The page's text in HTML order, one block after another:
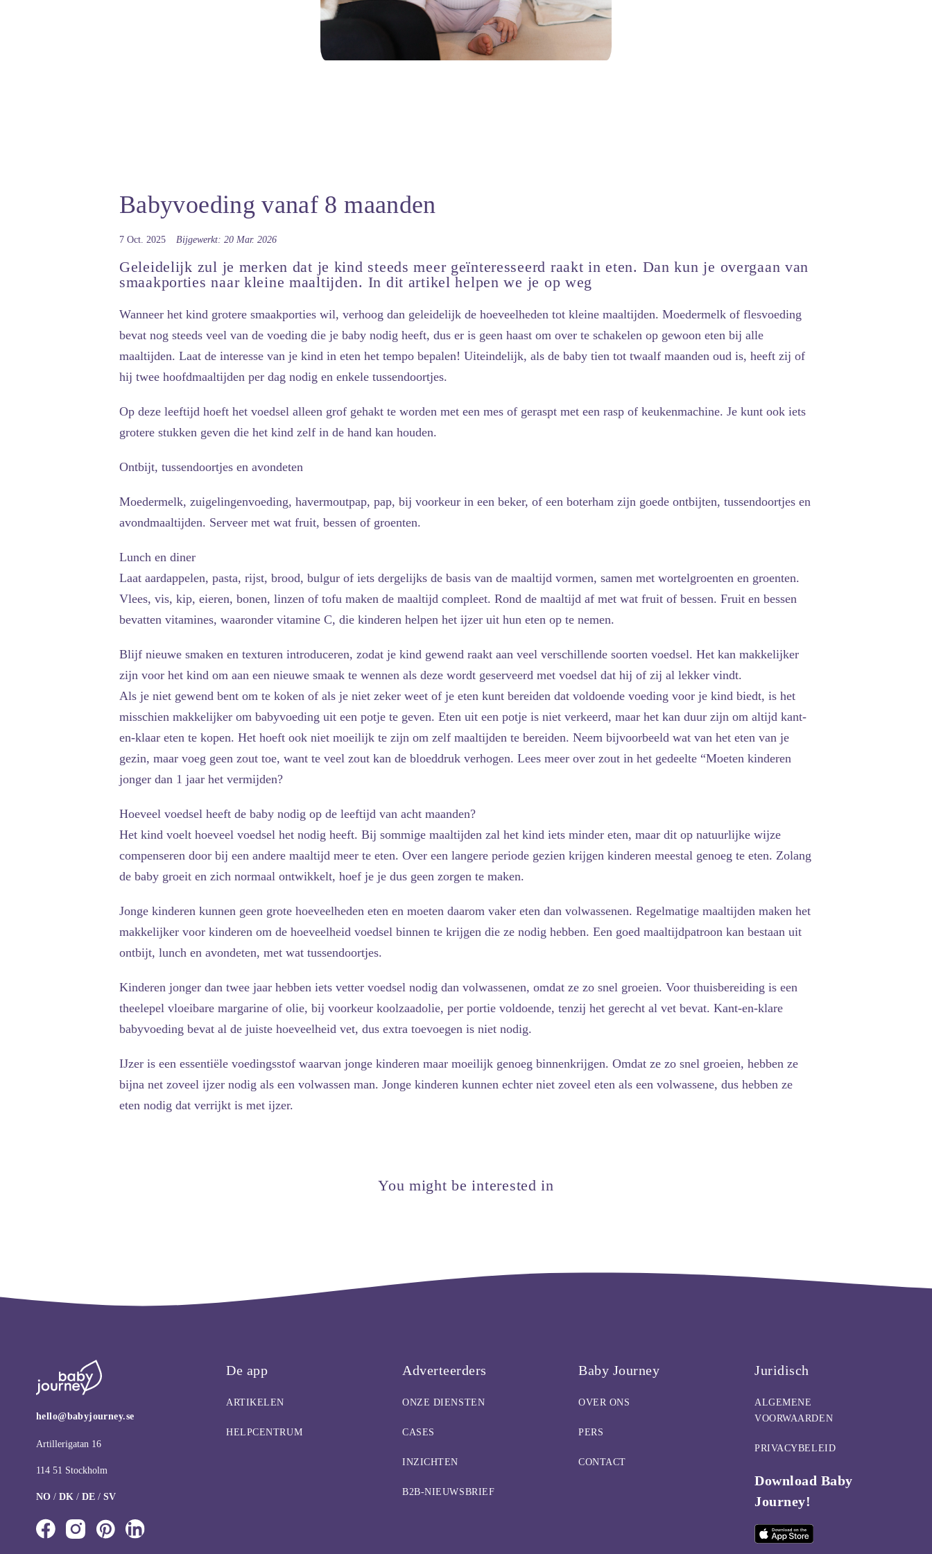
Babyvoeding vanaf 8 maanden
7 Oct. 2025 Bijgewerkt: 20 Mar. 2026
Geleidelijk zul je merken dat je kind steeds meer geïnteresseerd raakt in eten. Dan kun je overgaan van
smaakporties naar kleine maaltijden. In dit artikel helpen we je op weg
Wanneer het kind grotere smaakporties wil, verhoog dan geleidelijk de hoeveelheden tot kleine maaltijden. Moedermelk of flesvoeding
bevat nog steeds veel van de voeding die je baby nodig heeft, dus er is geen haast om over te schakelen op gewoon eten bij alle
maaltijden. Laat de interesse van je kind in eten het tempo bepalen! Uiteindelijk, als de baby tien tot twaalf maanden oud is, heeft zij of
hij twee hoofdmaaltijden per dag nodig en enkele tussendoortjes.
Op deze leeftijd hoeft het voedsel alleen grof gehakt te worden met een mes of geraspt met een rasp of keukenmachine. Je kunt ook iets
grotere stukken geven die het kind zelf in de hand kan houden.
Ontbijt, tussendoortjes en avondeten
Moedermelk, zuigelingenvoeding, havermoutpap, pap, bij voorkeur in een beker, of een boterham zijn goede ontbijten, tussendoortjes en
avondmaaltijden. Serveer met wat fruit, bessen of groenten.
Lunch en diner
Laat aardappelen, pasta, rijst, brood, bulgur of iets dergelijks de basis van de maaltijd vormen, samen met wortelgroenten en groenten.
Vlees, vis, kip, eieren, bonen, linzen of tofu maken de maaltijd compleet. Rond de maaltijd af met wat fruit of bessen. Fruit en bessen
bevatten vitamines, waaronder vitamine C, die kinderen helpen het ijzer uit hun eten op te nemen.
Blijf nieuwe smaken en texturen introduceren, zodat je kind gewend raakt aan veel verschillende soorten voedsel. Het kan makkelijker
zijn voor het kind om aan een nieuwe smaak te wennen als deze wordt geserveerd met voedsel dat hij of zij al lekker vindt.
Als je niet gewend bent om te koken of als je niet zeker weet of je eten kunt bereiden dat voldoende voeding voor je kind biedt, is het
misschien makkelijker om babyvoeding uit een potje te geven. Eten uit een potje is niet verkeerd, maar het kan duur zijn om altijd kant-
en-klaar eten te kopen. Het hoeft ook niet moeilijk te zijn om zelf maaltijden te bereiden. Neem bijvoorbeeld wat van het eten van je
gezin, maar voeg geen zout toe, want te veel zout kan de bloeddruk verhogen. Lees meer over zout in het gedeelte “Moeten kinderen
jonger dan 1 jaar het vermijden?
Hoeveel voedsel heeft de baby nodig op de leeftijd van acht maanden?
Het kind voelt hoeveel voedsel het nodig heeft. Bij sommige maaltijden zal het kind iets minder eten, maar dit op natuurlijke wijze
compenseren door bij een andere maaltijd meer te eten. Over een langere periode gezien krijgen kinderen meestal genoeg te eten. Zolang
de baby groeit en zich normaal ontwikkelt, hoef je je dus geen zorgen te maken.
Jonge kinderen kunnen geen grote hoeveelheden eten en moeten daarom vaker eten dan volwassenen. Regelmatige maaltijden maken het
makkelijker voor kinderen om de hoeveelheid voedsel binnen te krijgen die ze nodig hebben. Een goed maaltijdpatroon kan bestaan uit
ontbijt, lunch en avondeten, met wat tussendoortjes.
Kinderen jonger dan twee jaar hebben iets vetter voedsel nodig dan volwassenen, omdat ze zo snel groeien. Voor thuisbereiding is een
theelepel vloeibare margarine of olie, bij voorkeur koolzaadolie, per portie voldoende, tenzij het gerecht al vet bevat. Kant-en-klare
babyvoeding bevat al de juiste hoeveelheid vet, dus extra toevoegen is niet nodig.
IJzer is een essentiële voedingsstof waarvan jonge kinderen maar moeilijk genoeg binnenkrijgen. Omdat ze zo snel groeien, hebben ze
bijna net zoveel ijzer nodig als een volwassen man. Jonge kinderen kunnen echter niet zoveel eten als een volwassene, dus hebben ze
eten nodig dat verrijkt is met ijzer.
You might be interested in
hello@babyjourney.se
Artillerigatan 16
114 51 Stockholm
NO / DK / DE / SV
De app
ARTIKELEN
HELPCENTRUM
Adverteerders
ONZE DIENSTEN
CASES
INZICHTEN
B2B-NIEUWSBRIEF
Baby Journey
OVER ONS
PERS
CONTACT
Juridisch
ALGEMENE
VOORWAARDEN
PRIVACYBELEID
Download Baby
Journey!